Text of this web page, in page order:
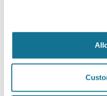
2011 con pazienti sottoposte
nello stesso periodo, in